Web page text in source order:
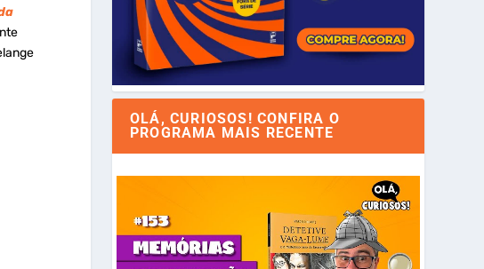
OLÁ, CURIOSOS! CONFIRA O
PROGRAMA MAIS RECENTE